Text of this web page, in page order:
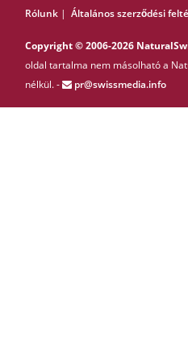
Rólunk | Általános szerződési
Copyright © 2006-2026
oldal tartalma nem másolható a
nélkül. -
pr@swissmedia.info